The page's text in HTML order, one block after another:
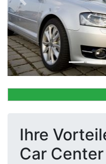
Previous
Ihre
Car Center